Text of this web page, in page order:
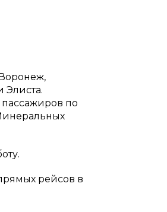
Элиста.
по
рейсов в